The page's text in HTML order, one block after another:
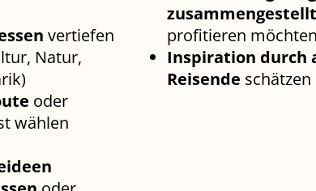
vertiefen
Natur,
oder
wählen
profitieren
Inspiration durch
Reisende schätzen